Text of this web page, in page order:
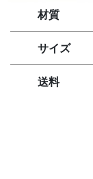
材質
サイズ
送料